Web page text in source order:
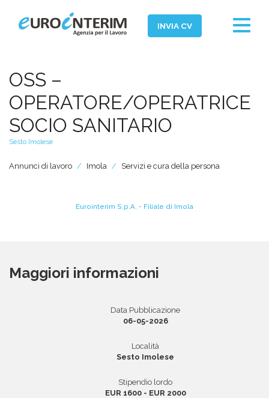
INVIA CV
Toggle
Chi Siamo
Aziende
Persone
Servizi
News ed Eventi
INVIA CV
OSS –
OPERATORE/OPERATRICE
SOCIO SANITARIO
Sesto Imolese
Annunci di lavoro Imola Servizi e cura della persona
Eurointerim S.p.A. - Filiale di Imola
Maggiori informazioni
Data Pubblicazione
06-05-2026
Località
Sesto Imolese
Stipendio lordo
EUR 1600 - EUR 2000